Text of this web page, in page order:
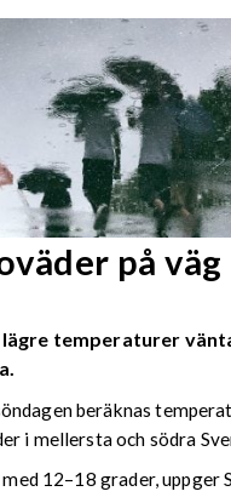
på väg
temperaturer
beräknas
i mellersta och södra
12–18 grader, uppger